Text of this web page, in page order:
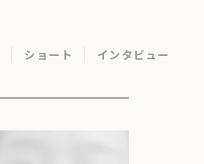
ショート インタビュー